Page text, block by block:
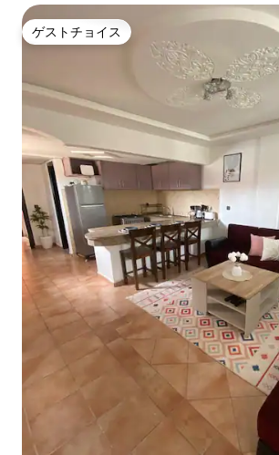
ゲストチョイス
ゲストチョイス